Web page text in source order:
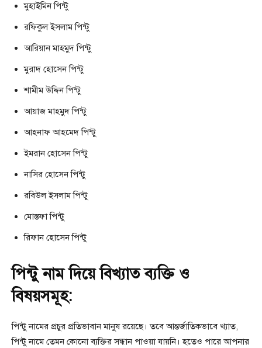
মুহাইমিন পিন্টু
রফিকুল ইসলাম পিন্টু
আরিয়ান মাহমুদ পিন্টু
মুরাদ হোসেন পিন্টু
শামীম উদ্দিন পিন্টু
আয়াজ মাহমুদ পিন্টু
আহনাফ আহমেদ পিন্টু
ইমরান হোসেন পিন্টু
নাসির হোসেন পিন্টু
রবিউল ইসলাম পিন্টু
মোস্তফা পিন্টু
রিফান হোসেন পিন্টু
পিন্টু নাম দিয়ে বিখ্যাত ব্যক্তি ও
বিষয়সমূহ:
পিন্টু নামের প্রচুর প্রতিভাবান মানুষ রয়েছে। তবে আন্তর্জাতিকভাবে খ্যাত,
পিন্টু নামে তেমন কোনো ব্যক্তির সন্ধান পাওয়া যায়নি। হতেও পারে আপনার